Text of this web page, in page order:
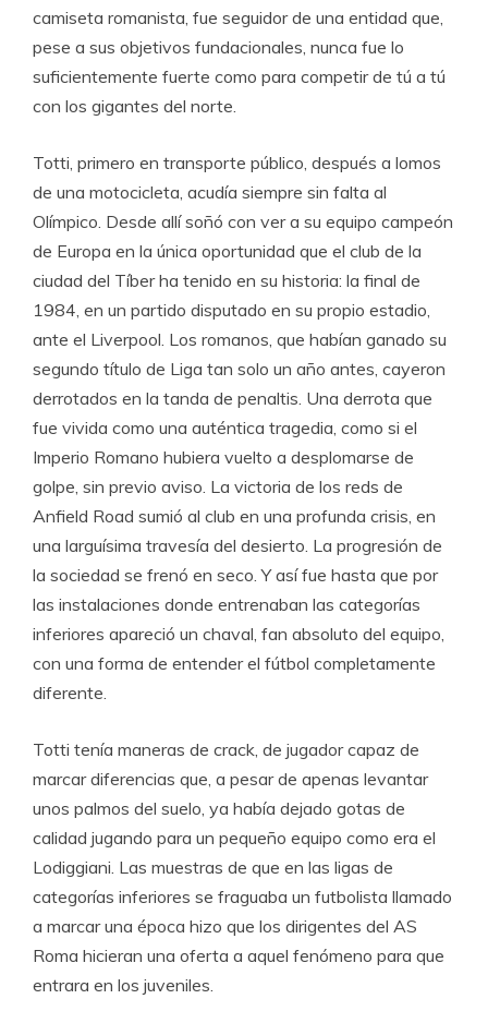
camiseta romanista, fue seguidor de una entidad que,
pese a sus objetivos fundacionales, nunca fue lo
suficientemente fuerte como para competir de tú a tú
con los gigantes del norte.
Totti, primero en transporte público, después a lomos
de una motocicleta, acudía siempre sin falta al
Olímpico. Desde allí soñó con ver a su equipo campeón
de Europa en la única oportunidad que el club de la
ciudad del Tíber ha tenido en su historia: la final de
1984, en un partido disputado en su propio estadio,
ante el Liverpool. Los romanos, que habían ganado su
segundo título de Liga tan solo un año antes, cayeron
derrotados en la tanda de penaltis. Una derrota que
fue vivida como una auténtica tragedia, como si el
Imperio Romano hubiera vuelto a desplomarse de
golpe, sin previo aviso. La victoria de los reds de
Anfield Road sumió al club en una profunda crisis, en
una larguísima travesía del desierto. La progresión de
la sociedad se frenó en seco. Y así fue hasta que por
las instalaciones donde entrenaban las categorías
inferiores apareció un chaval, fan absoluto del equipo,
con una forma de entender el fútbol completamente
diferente.
Totti tenía maneras de crack, de jugador capaz de
marcar diferencias que, a pesar de apenas levantar
unos palmos del suelo, ya había dejado gotas de
calidad jugando para un pequeño equipo como era el
Lodiggiani. Las muestras de que en las ligas de
categorías inferiores se fraguaba un futbolista llamado
a marcar una época hizo que los dirigentes del AS
Roma hicieran una oferta a aquel fenómeno para que
entrara en los juveniles.